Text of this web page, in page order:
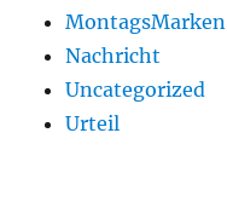
MontagsMarken
Nachricht
Uncategorized
Urteil